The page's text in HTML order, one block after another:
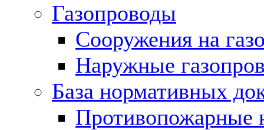
Газопроводы
Сооружения на
Наружные
База нормативных
Противопожарные